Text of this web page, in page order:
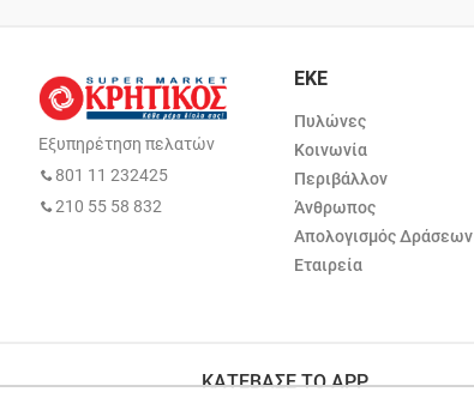
Εξυπηρέτηση πελατών
801 11 232425
210 55 58 832
ΕΚΕ
Πυλώνες
Κοινωνία
Περιβάλλον
Άνθρωπος
Απολογισμός Δράσεων
Εταιρεία
ΚΑΤΕΒΑΣΕ ΤΟ APP